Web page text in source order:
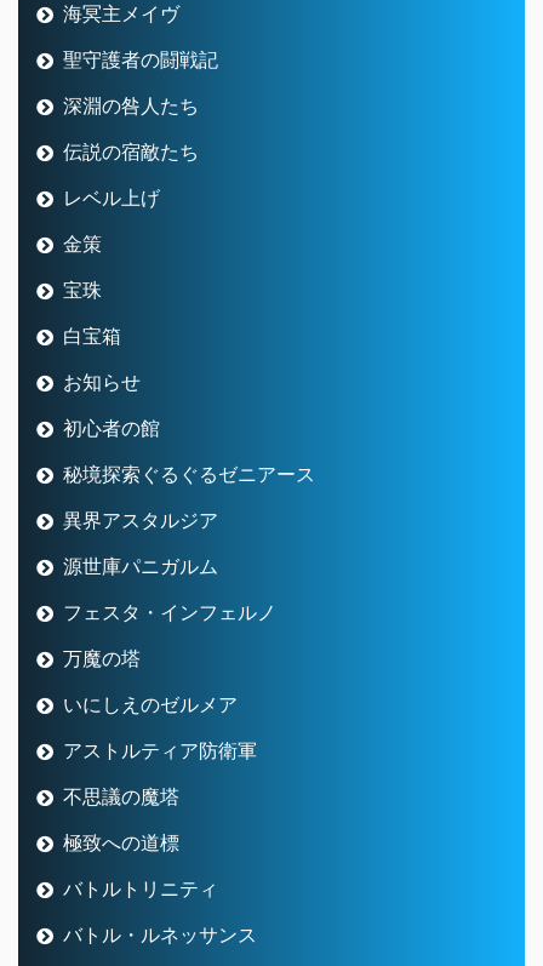
海冥主メイヴ
聖守護者の闘戦記
深淵の咎人たち
伝説の宿敵たち
レベル上げ
金策
宝珠
白宝箱
お知らせ
初心者の館
秘境探索ぐるぐるゼニアース
異界アスタルジア
源世庫パニガルム
フェスタ・インフェルノ
万魔の塔
いにしえのゼルメア
アストルティア防衛軍
不思議の魔塔
極致への道標
バトルトリニティ
バトル・ルネッサンス